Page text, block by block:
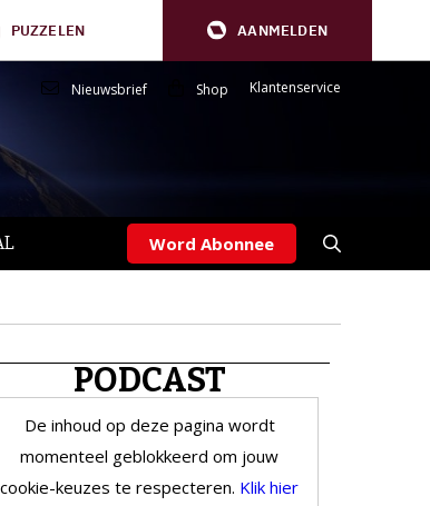
PUZZELEN AANMELDEN
Nieuwsbrief Shop Klantenservice
Word Abonnee
PODCAST
De inhoud op deze pagina wordt
momenteel geblokkeerd om jouw
cookie-keuzes te respecteren. Klik hier